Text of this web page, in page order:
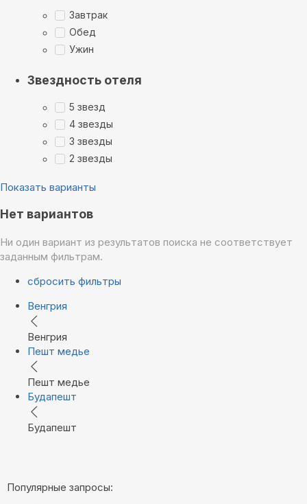
Завтрак
Обед
Ужин
Звездность отеля
5 звезд
4 звезды
3 звезды
2 звезды
Показать варианты
Нет вариантов
Ни один вариант из результатов поиска не соответствует
заданным фильтрам.
сбросить фильтры
Венгрия
Венгрия
Пешт медье
Пешт медье
Будапешт
Будапешт
Популярные запросы: